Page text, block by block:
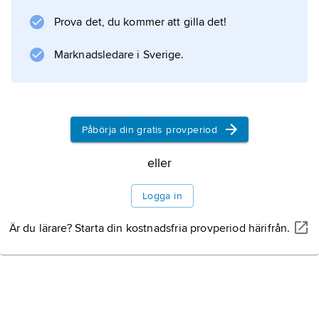
ensamheten samt vad det innebär att vara
Så tager jag dig
Prova det, du kommer att gilla det!
Marknadsledare i Sverige.
Påbörja din gratis provperiod
eller
Logga in
Är du lärare? Starta din kostnadsfria provperiod härifrån.